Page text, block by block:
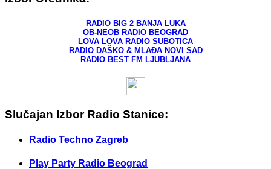
RADIO BIG 2 BANJA LUKA
OB-NEOB RADIO BEOGRAD
LOVA LOVA RADIO SUBOTICA
RADIO DAŠKO & MLAĐA NOVI SAD
RADIO BEST FM LJUBLJANA
Slučajan Izbor Radio Stanice:
Radio Techno Zagreb
Play Party Radio Beograd